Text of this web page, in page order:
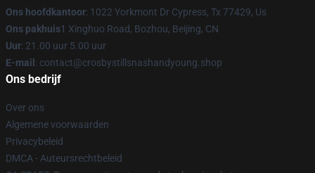
Ons hoofdkantoor: 1022 Yorkmont Dr Cypress, Tx 77429, Us
Ons pakhuis1 Xinghuo Road, Bozhou, Beijing, CN
Uur: 21.00 uur 5.00 uur
E-mail : contact@crosbystillsnashandyoung.shop
Ons bedrijf
Over ons
Algemene voorwaarden
Privacybeleid
DMCA - Auteursrechtbeleid